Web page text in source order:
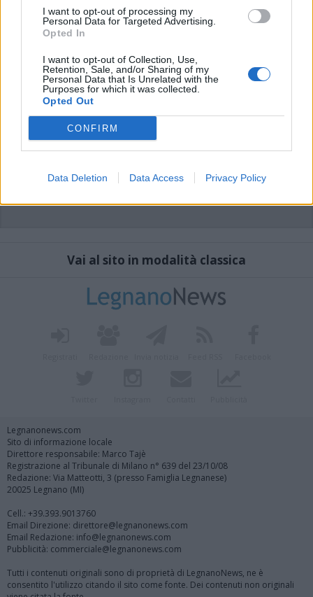
I want to opt-out of processing my
Personal Data for Targeted Advertising.
Opted In
I want to opt-out of Collection, Use,
Retention, Sale, and/or Sharing of my
Personal Data that Is Unrelated with the
Purposes for which it was collected.
Opted Out
CONFIRM
Data Deletion Data Access Privacy Policy
Vai al sito in modalità classica
Legnanonews.com
Sito di informazione locale
Direttore responsabile: Marco Tajè
Registrazione al Tribunale di Milano n° 639 del 23/10/08
Redazione: Via Matteotti, 3 (presso Famiglia Legnanese)
20025 Legnano (MI)
Cell.: +39.393.9013760
Email Direzione: direttore@legnanonews.com
Email Redazione: info@legnanonews.com
Pubblicità: commerciale@legnanonews.com
Tutti i contenuti originali sono di proprietà di LegnanoNews, ne è
consentito l'utilizzo citando il sito come fonte. Dei contenuti non originali